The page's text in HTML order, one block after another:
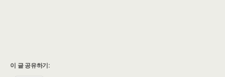
이 글 공유하기: